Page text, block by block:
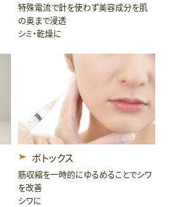
特殊電流で針を使わず美容成分を肌
の奥まで浸透
シミ・乾燥に
ボトックス
筋収縮を一時的にゆるめることでシワ
を改善
シワに